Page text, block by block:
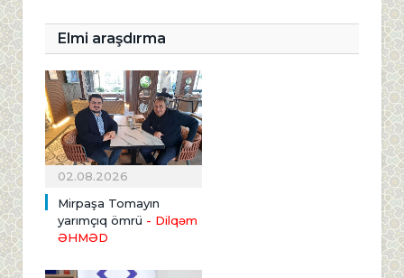
Elmi araşdırma
02.08.2026
Mirpaşa Tomayın
yarımçıq ömrü - Dilqəm
ƏHMƏD